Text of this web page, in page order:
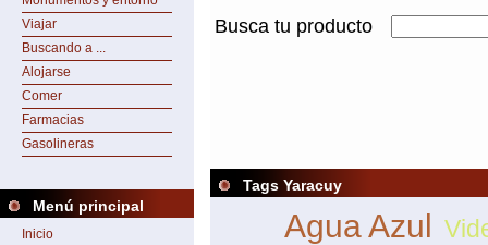
Viajar
Buscando a ...
Alojarse
Comer
Farmacias
Gasolineras
Menú principal
Inicio
Busca tu producto
Tags Yaracuy
Agua Azul